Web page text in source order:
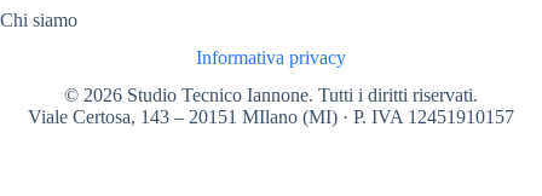
Chi siamo
Informativa privacy
© 2026 Studio Tecnico Iannone. Tutti i diritti riservati.
Viale Certosa, 143 – 20151 MIlano (MI) · P. IVA 12451910157